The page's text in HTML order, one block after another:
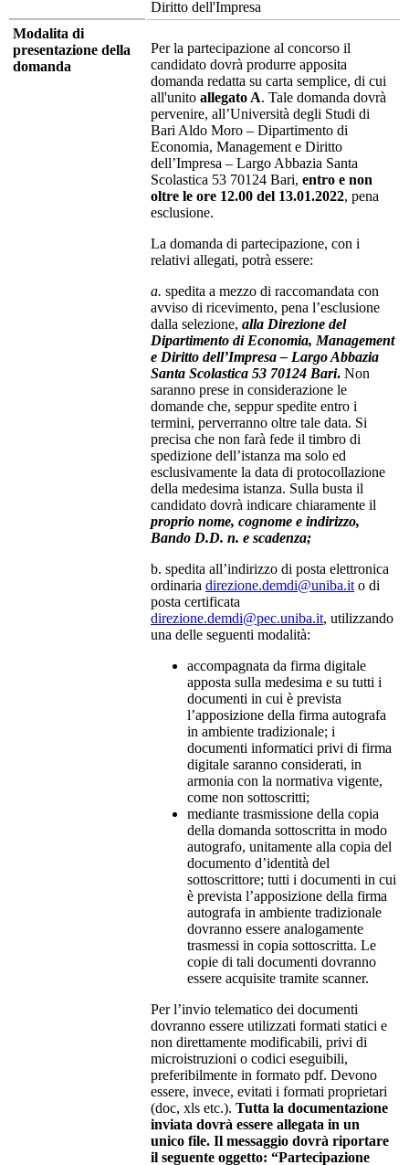
Diritto dell'Impresa
Modalita di
presentazione della
domanda
Per la partecipazione al concorso il
candidato dovrà produrre apposita
domanda redatta su carta semplice, di cui
all'unito allegato A. Tale domanda dovrà
pervenire, all’Università degli Studi di
Bari Aldo Moro – Dipartimento di
Economia, Management e Diritto
dell’Impresa – Largo Abbazia Santa
Scolastica 53 70124 Bari, entro e non
oltre le ore 12.00 del 13.01.2022, pena
esclusione.
La domanda di partecipazione, con i
relativi allegati, potrà essere:
a. spedita a mezzo di raccomandata con
avviso di ricevimento, pena l’esclusione
dalla selezione, alla Direzione del
Dipartimento di Economia, Management
e Diritto dell’Impresa – Largo Abbazia
Santa Scolastica 53 70124 Bari. Non
saranno prese in considerazione le
domande che, seppur spedite entro i
termini, perverranno oltre tale data. Si
precisa che non farà fede il timbro di
spedizione dell’istanza ma solo ed
esclusivamente la data di protocollazione
della medesima istanza. Sulla busta il
candidato dovrà indicare chiaramente il
proprio nome, cognome e indirizzo,
Bando D.D. n. e scadenza;
b. spedita all’indirizzo di posta elettronica
ordinaria direzione.demdi@uniba.it o di
posta certificata
direzione.demdi@pec.uniba.it, utilizzando
una delle seguenti modalità:
accompagnata da firma digitale
apposta sulla medesima e su tutti i
documenti in cui è prevista
l’apposizione della firma autografa
in ambiente tradizionale; i
documenti informatici privi di firma
digitale saranno considerati, in
armonia con la normativa vigente,
come non sottoscritti;
mediante trasmissione della copia
della domanda sottoscritta in modo
autografo, unitamente alla copia del
documento d’identità del
sottoscrittore; tutti i documenti in cui
è prevista l’apposizione della firma
autografa in ambiente tradizionale
dovranno essere analogamente
trasmessi in copia sottoscritta. Le
copie di tali documenti dovranno
essere acquisite tramite scanner.
Per l’invio telematico dei documenti
dovranno essere utilizzati formati statici e
non direttamente modificabili, privi di
microistruzioni o codici eseguibili,
preferibilmente in formato pdf. Devono
essere, invece, evitati i formati proprietari
(doc, xls etc.). Tutta la documentazione
inviata dovrà essere allegata in un
unico file. Il messaggio dovrà riportare
il seguente oggetto: “Partecipazione